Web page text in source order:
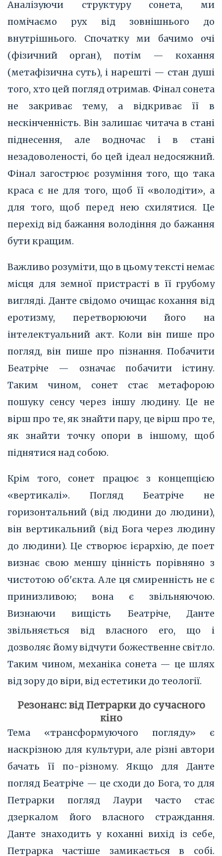
Аналізуючи структуру сонета, ми
помічаємо рух від зовнішнього до
внутрішнього. Спочатку ми бачимо очі
(фізичний орган), потім — кохання
(метафізична суть), і нарешті — стан душі
того, хто цей погляд отримав. Фінал сонета
не закриває тему, а відкриває її в
нескінченність. Він залишає читача в стані
піднесення, але водночас і в стані
незадоволеності, бо цей ідеал недосяжний.
Фінал загострює розуміння того, що така
краса є не для того, щоб її «володіти», а
для того, щоб перед нею схилятися. Це
перехід від бажання володіння до бажання
бути кращим.
Важливо розуміти, що в цьому тексті немає
місця для земної пристрасті в її грубому
вигляді. Данте свідомо очищає кохання від
еротизму, перетворюючи його на
інтелектуальний акт. Коли він пише про
погляд, він пише про пізнання. Побачити
Беатріче — означає побачити істину.
Таким чином, сонет стає метафорою
пошуку сенсу через іншу людину. Це не
вірш про те, як знайти пару, це вірш про те,
як знайти точку опори в іншому, щоб
піднятися над собою.
Крім того, сонет працює з концепцією
«вертикалі». Погляд Беатріче не
горизонтальний (від людини до людини),
він вертикальний (від Бога через людину
до людини). Це створює ієрархію, де поет
визнає свою меншу цінність порівняно з
чистотою об'єкта. Але ця смиренність не є
принизливою; вона є звільняючою.
Визнаючи вищість Беатріче, Данте
звільняється від власного его, що і
дозволяє йому відчути божественне світло.
Таким чином, механіка сонета — це шлях
від зору до віри, від естетики до теології.
Резонанс: від Петрарки до сучасного
кіно
Тема «трансформуючого погляду» є
наскрізною для культури, але різні автори
бачать її по-різному. Якщо для Данте
погляд Беатріче — це сходи до Бога, то для
Петрарки погляд Лаури часто стає
дзеркалом його власного страждання.
Данте знаходить у коханні вихід із себе,
Петрарка частіше замикається в собі.